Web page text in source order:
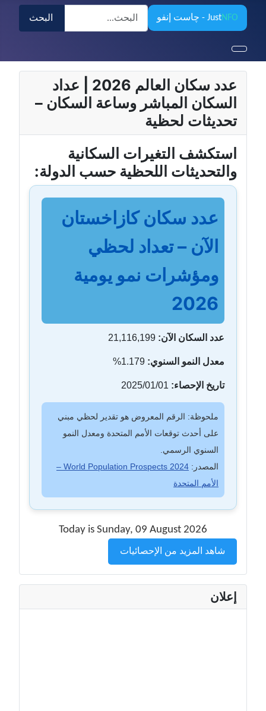
JustNFO - چاست إنفو
البحث
البحث
عدد سكان العالم 2026 | عداد
السكان المباشر وساعة السكان –
تحديثات لحظية
استكشف التغيرات السكانية
والتحديثات اللحظية حسب الدولة:
عدد سكان كازاخستان
الآن – تعداد لحظي
ومؤشرات نمو يومية
2026
عدد السكان الآن: 21,116,199
معدل النمو السنوي:
تاريخ الإحصاء:
ملحوظة: الرقم المعروض هو تقدير لحظي مبني
على أحدث توقعات الأمم المتحدة ومعدل النمو
السنوي الرسمي.
المصدر:
World Population Prospects 2024 –
الأمم المتحدة
Today is Sunday, 09 August 2026
شاهد المزيد من الإحصائيات
إعلان